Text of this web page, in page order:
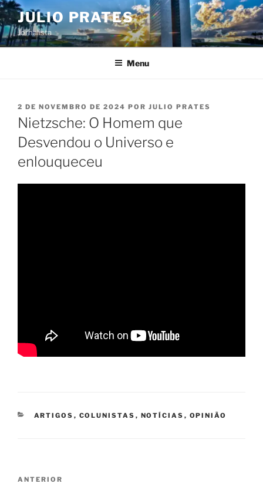
Pular
para
o
conteúdo
JULIO PRATES
Jornalista
Menu
PUBLICADO
EM
2 DE NOVEMBRO DE 2024 POR JULIO PRATES
Nietzsche: O Homem que
Desvendou o Universo e
enlouqueceu
CATEGORIAS
ARTIGOS , COLUNISTAS , NOTÍCIAS , OPINIÃO
Post
ANTERIOR